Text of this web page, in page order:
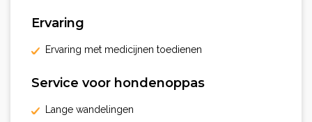
Ervaring
Ervaring met medicijnen toedienen
Service voor hondenoppas
Lange wandelingen